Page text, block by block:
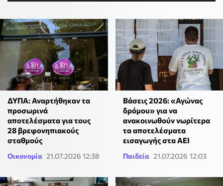
ΔΥΠΑ: Αναρτήθηκαν τα
προσωρινά
αποτελέσματα για τους
28 βρεφονηπιακούς
σταθμούς
Οικονομία 21.07.2026 12:38
Βάσεις 2026: «Αγώνας
δρόμου» για να
ανακοινωθούν νωρίτερα
τα αποτελέσματα
εισαγωγής στα ΑΕΙ
Παιδεία 21.07.2026 12:03